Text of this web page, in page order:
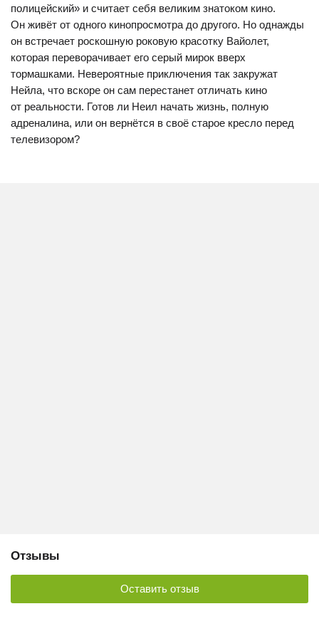
полицейский» и считает себя великим знатоком кино.
Он живёт от одного кинопросмотра до другого. Но однажды
он встречает роскошную роковую красотку Вайолет,
которая переворачивает его серый мирок вверх
тормашками. Невероятные приключения так закружат
Нейла, что вскоре он сам перестанет отличать кино
от реальности. Готов ли Неил начать жизнь, полную
адреналина, или он вернётся в своё старое кресло перед
телевизором?
Отзывы
Оставить отзыв